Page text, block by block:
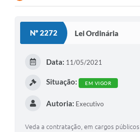
Nº 2272 Lei Ordinária
Data: 11/05/2021
Situação: EM VIGOR
Autoria: Executivo
Veda a contratação, em cargos